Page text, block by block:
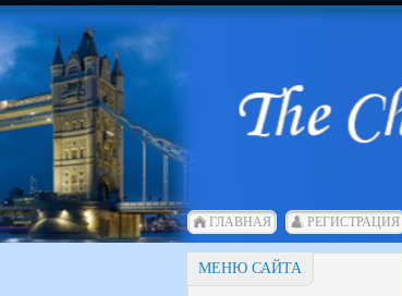
ГЛАВНАЯ РЕГИСТРАЦИЯ
МЕНЮ САЙТА